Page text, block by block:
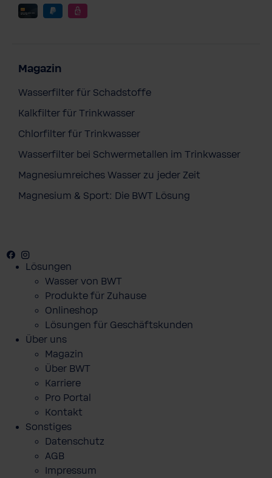
Magazin
Wasserfilter für Schadstoffe
Kalkfilter für Trinkwasser
Chlorfilter für Trinkwasser
Wasserfilter bei Schwermetallen im Trinkwasser
Magnesiumreiches Wasser zu jeder Zeit
Magnesium & Sport: Die BWT Lösung
Facebook
Youtube
Lösungen
Wasser von BWT
Produkte für Zuhause
Onlineshop
Lösungen für Geschäftskunden
Über uns
Magazin
Über BWT
Karriere
Pro Portal
Kontakt
Sonstiges
Datenschutz
AGB
Impressum